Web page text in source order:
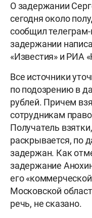
О задержании
сегодня около
сообщил
задержании
«Известия» и РИА
Все источники
по подозрению в
рублей. Причем
сотрудникам
Получатель
раскрывается, по
задержан. Как
задержание
его
Московской
речь, не сказано.